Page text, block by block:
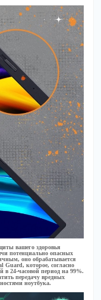
вашего здоровья
потенциально опасных
оно обрабатывается
которое, согласно
в 24-часовой период на 99%.
передачу вредных
ноутбука.